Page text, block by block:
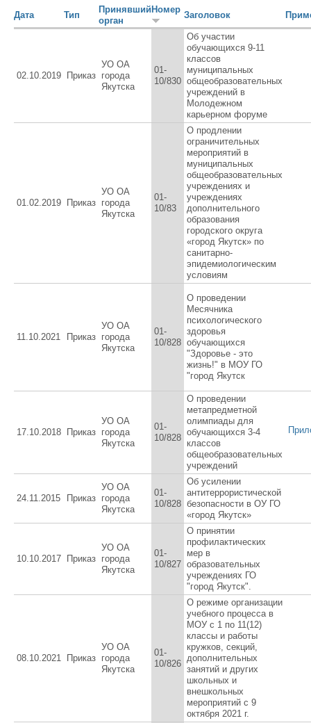
Дата Тип
Принявший
орган
Номер
Заголовок
02.10.2019 Приказ
УО ОА
города
Якутска
01-
10/830
Об участии
обучающихся 9-11
классов
муниципальных
общеобразовательных
учреждений в
Молодежном
карьерном форуме
01.02.2019 Приказ
УО ОА
города
Якутска
01-
10/83
О продлении
ограничительных
мероприятий в
муниципальных
общеобразовательных
учреждениях и
учреждениях
дополнительного
образования
городского округа
«город Якутск» по
санитарно-
эпидемиологическим
условиям
11.10.2021 Приказ
УО ОА
города
Якутска
01-
10/828
О проведении
Месячника
психологического
здоровья
обучающихся
"Здоровье - это
жизнь!" в МОУ ГО
"город Якутск
17.10.2018 Приказ
УО ОА
города
Якутска
01-
10/828
О проведении
метапредметной
олимпиады для
обучающихся 3-4
классов
общеобразовательных
учреждений
24.11.2015 Приказ
УО ОА
города
Якутска
01-
10/828
Об усилении
антитеррористической
безопасности в ОУ ГО
«город Якутск»
10.10.2017 Приказ
УО ОА
города
Якутска
01-
10/827
О принятии
профилактических
мер в
образовательных
учреждениях ГО
"город Якутск".
08.10.2021 Приказ
УО ОА
города
Якутска
01-
10/826
О режиме организации
учебного процесса в
МОУ с 1 по 11(12)
классы и работы
кружков, секций,
дополнительных
занятий и других
школьных и
внешкольных
мероприятий с 9
октября 2021 г.